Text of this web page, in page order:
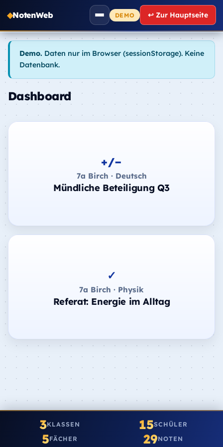
NotenWeb DEMO ↩ Zur Hauptseite
Demo. Daten nur im Browser (sessionStorage). Keine
Datenbank.
Dashboard
+/−
7a Birch · Deutsch
Mündliche Beteiligung Q3
✓
7a Birch · Physik
Referat: Energie im Alltag
3KLASSEN 15SCHÜLER
5FÄCHER 29NOTEN